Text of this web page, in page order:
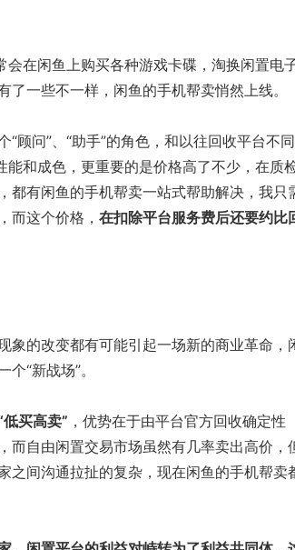
在闲鱼上购买各种游戏卡碟，淘换闲置电
一些不一样，闲鱼的手机帮卖悄然上线。
问”、“助手”的角色，和以往回收平台不同
能和成色，更重要的是价格高了不少，在质
都有闲鱼的手机帮卖一站式帮助解决，我只
而这个价格， 在扣除平台服务费后还要约比
的改变都有可能引起一场新的商业革命，
“新战场”。
买高卖” ，优势在于由平台官方回收确定性
而自由闲置交易市场虽然有几率卖出高价，
之间沟通拉扯的复杂，现在闲鱼的手机帮卖